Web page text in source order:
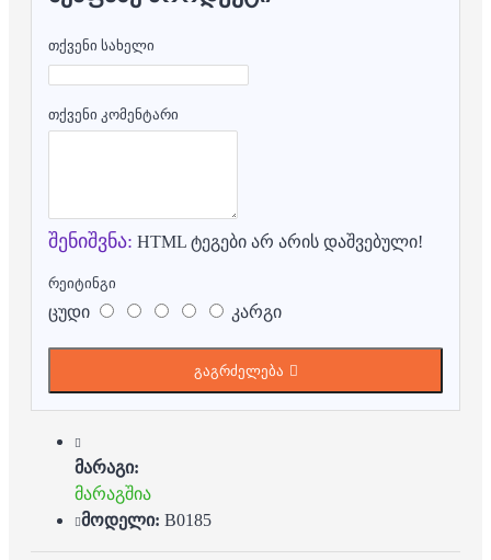
თქვენი სახელი
თქვენი კომენტარი
შენიშვნა: HTML ტეგები არ არის დაშვებული!
რეიტინგი
ცუდი კარგი
გაგრძელება
მარაგი:
მარაგშია
მოდელი: B0185